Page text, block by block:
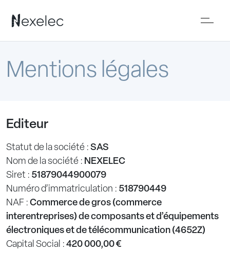
Mentions légales
Editeur
Statut de la société : SAS
Nom de la société : NEXELEC
Siret : 51879044900079
Numéro d’immatriculation : 518790449
NAF : Commerce de gros (commerce
interentreprises) de composants et d’équipements
électroniques et de télécommunication (4652Z)
Capital Social : 420 000,00 €